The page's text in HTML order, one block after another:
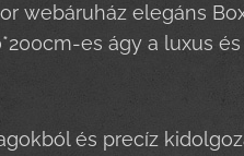
webáruház elegáns
es ágy a luxus
és precíz